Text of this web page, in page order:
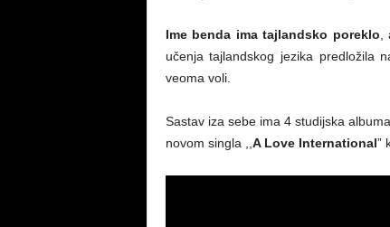
Ime benda ima tajlandsko poreklo
učenja tajlandskog jezika predložila
veoma voli.
Sastav iza sebe ima 4 studijska
novom singla ,, A Love International”